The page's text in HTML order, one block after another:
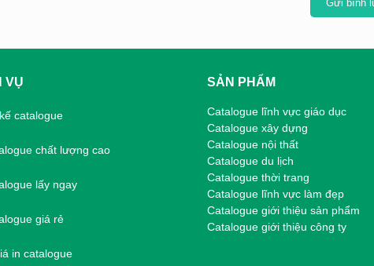
VỤ
catalogue
chất lượng cao
lấy ngay
giá rẻ
in catalogue
SẢN PHẨM
Catalogue lĩnh vực giáo dục
Catalogue xây dựng
Catalogue nội thất
Catalogue du lịch
Catalogue thời trang
Catalogue lĩnh vực làm đẹp
Catalogue giới thiệu sản phẩm
Catalogue giới thiệu công ty